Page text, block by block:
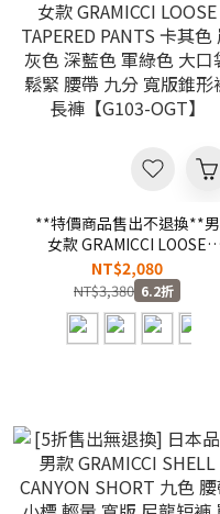
**特價商品售出不退換**男
女款 GRAMICCI LOOSE
TAPERED PANTS 卡其色 炭
灰色 深藍色 軍綠色 大口袋
鬆緊 腰帶 九分 寬版錐形褲
長褲【G103-OGT】
NT$2,080
NT$3,380 6.2折